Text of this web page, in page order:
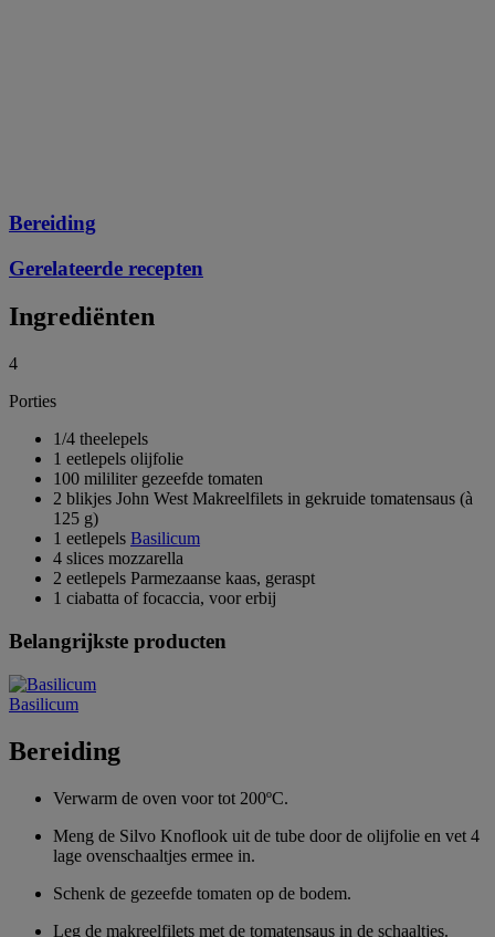
Bereiding
Gerelateerde recepten
Ingrediënten
4
Porties
1/4 theelepels
1 eetlepels olijfolie
100 mililiter gezeefde tomaten
2 blikjes John West Makreelfilets in gekruide tomatensaus (à
125 g)
1 eetlepels Basilicum
4 slices mozzarella
2 eetlepels Parmezaanse kaas, geraspt
1 ciabatta of focaccia, voor erbij
Belangrijkste producten
Basilicum
Bereiding
Verwarm de oven voor tot 200ºC.
Meng de Silvo Knoflook uit de tube door de olijfolie en vet 4
lage ovenschaaltjes ermee in.
Schenk de gezeefde tomaten op de bodem.
Leg de makreelfilets met de tomatensaus in de schaaltjes.